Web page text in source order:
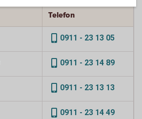
Telefon
0911 - 23 13 05
0911 - 23 14 89
0911 - 23 13 13
0911 - 23 14 49